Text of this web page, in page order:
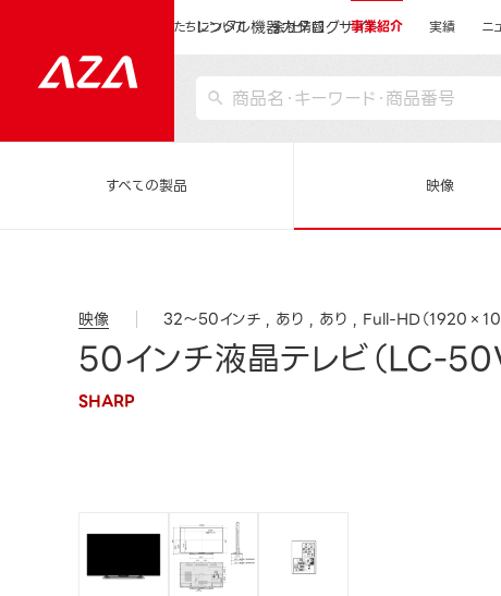
レンタル機器カタログサイト
私たちについて 会社情報 事業紹介 実績 ニ
すべての製品 映像
映像 32～50インチ あり あり Full-HD（
50インチ液晶テレビ（LC-
SHARP